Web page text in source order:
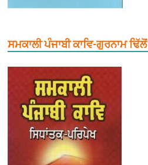
ਸਮਕਾਲੀ ਪੰਜਾਬੀ ਕਾਵਿ-ਗੁਰਨਾਮ ਢਿੱਲੋਂ